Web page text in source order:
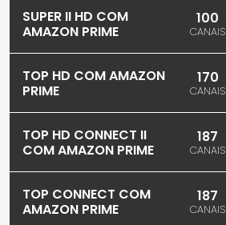
SUPER II HD COM
AMAZON PRIME
100
CANAIS
TOP HD COM AMAZON
PRIME
170
CANAIS
TOP HD CONNECT II
COM AMAZON PRIME
187
CANAIS
TOP CONNECT COM
AMAZON PRIME
187
CANAIS